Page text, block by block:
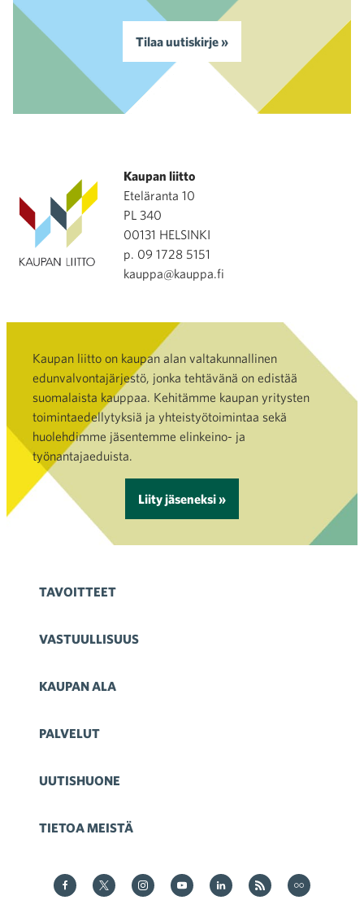
Tilaa uutiskirje »
Kaupan liitto
Eteläranta 10
PL 340
00131 HELSINKI
p. 09 1728 5151
kauppa@kauppa.fi
Kaupan liitto on kaupan alan valtakunnallinen
edunvalvontajärjestö, jonka tehtävänä on edistää
suomalaista kauppaa. Kehitämme kaupan yritysten
toimintaedellytyksiä ja yhteistyötoimintaa sekä
huolehdimme jäsentemme elinkeino- ja
työnantajaeduista.
Liity jäseneksi »
TAVOITTEET
VASTUULLISUUS
KAUPAN ALA
PALVELUT
UUTISHUONE
TIETOA MEISTÄ
Kauppa Facebookissa
Kauppa Twitterissä
Kauppa on Instagram
Kauppa YouTubesssa
Kauppa LinkedInissä
Kauppa on RSS